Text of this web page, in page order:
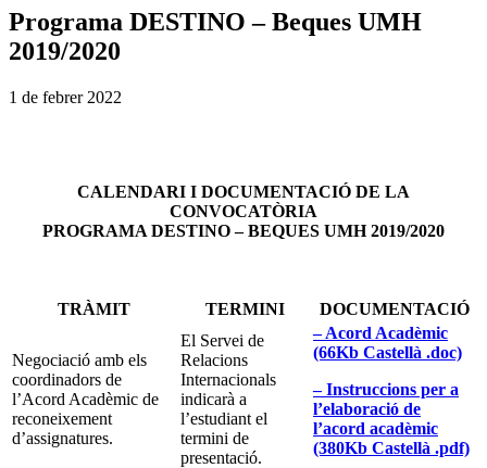
Programa DESTINO – Beques UMH
2019/2020
1 de febrer 2022
CALENDARI I DOCUMENTACIÓ DE LA
CONVOCATÒRIA
PROGRAMA DESTINO – BEQUES UMH 2019/2020
TRÀMIT TERMINI DOCUMENTACIÓ
Negociació amb els
coordinadors de
l’Acord Acadèmic de
reconeixement
d’assignatures.
El Servei de
Relacions
Internacionals
indicarà a
l’estudiant el
termini de
presentació.
– Acord Acadèmic
(66Kb Castellà .doc)
– Instruccions per a
l’elaboració de
l’acord acadèmic
(380Kb Castellà .pdf)